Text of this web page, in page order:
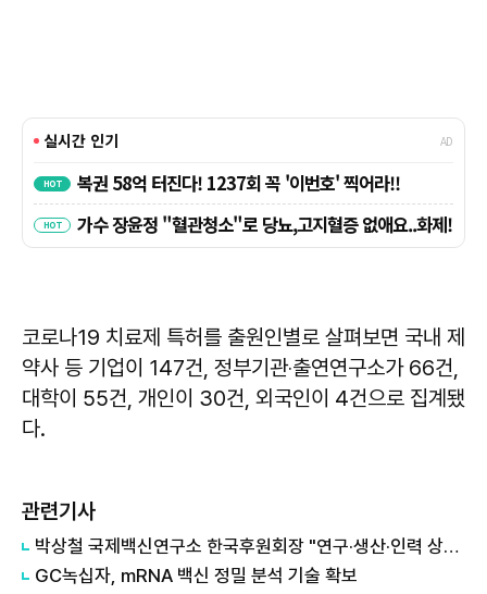
코로나19 치료제 특허를 출원인별로 살펴보면 국내 제
약사 등 기업이 147건, 정부기관‧출연연구소가 66건,
대학이 55건, 개인이 30건, 외국인이 4건으로 집계됐
다.
관련기사
박상철 국제백신연구소 한국후원회장 "연구·생산·인력 상시 협력을"
GC녹십자, mRNA 백신 정밀 분석 기술 확보